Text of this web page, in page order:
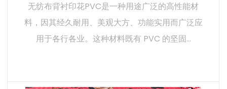
无纺布背衬印花PVC是一种用途广泛的高性能材
料，因其经久耐用、美观大方、功能实用而广泛应
用于各行各业。这种材料既有 PVC 的坚固...